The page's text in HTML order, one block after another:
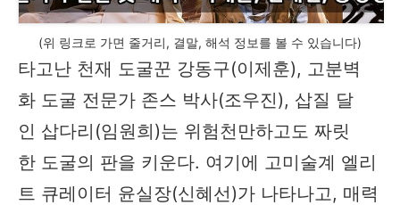
(위 링크로 가면 줄거리, 결말, 해석 정보를 볼 수 있습니다)
타고난 천재 도굴꾼 강동구(이제훈), 고분벽
화 도굴 전문가 존스 박사(조우진), 삽질 달
인 삽다리(임원희)는 위험천만하고도 짜릿
한 도굴의 판을 키운다. 여기에 고미술계 엘리
트 큐레이터 윤실장(신혜선)가 나타나고, 매력